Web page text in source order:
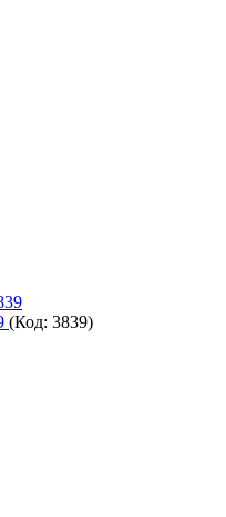
(Код: 3839)